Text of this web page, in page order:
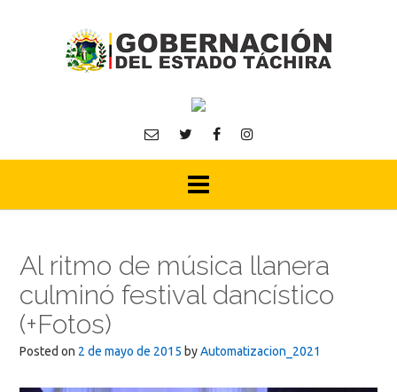
Al ritmo de música llanera
culminó festival dancístico
(+Fotos)
Posted on 2 de mayo de 2015 byAutomatizacion_2021